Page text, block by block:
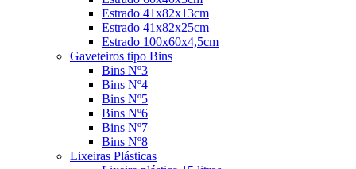
Estrado 41x82x13cm
Estrado 41x82x25cm
Estrado 100x60x4,5cm
Gaveteiros tipo Bins
Bins Nº3
Bins Nº4
Bins Nº5
Bins Nº6
Bins Nº7
Bins Nº8
Lixeiras Plásticas